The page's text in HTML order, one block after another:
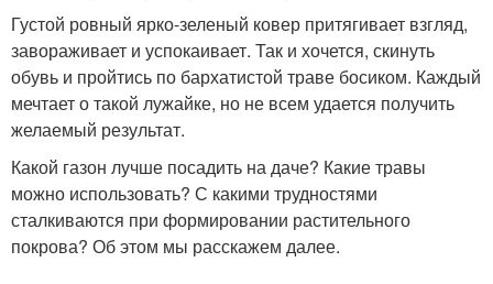
Густой ровный ярко-зеленый ковер притягивает взгляд,
завораживает и успокаивает. Так и хочется, скинуть
обувь и пройтись по бархатистой траве босиком. Каждый
мечтает о такой лужайке, но не всем удается получить
желаемый результат.
Какой газон лучше посадить на даче? Какие травы
можно использовать? С какими трудностями
сталкиваются при формировании растительного
покрова? Об этом мы расскажем далее.